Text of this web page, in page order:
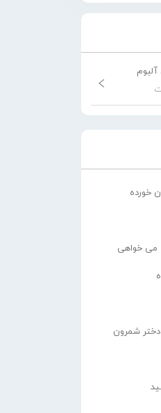
آلبوم
خورده
می خواهی
دختر شمرون